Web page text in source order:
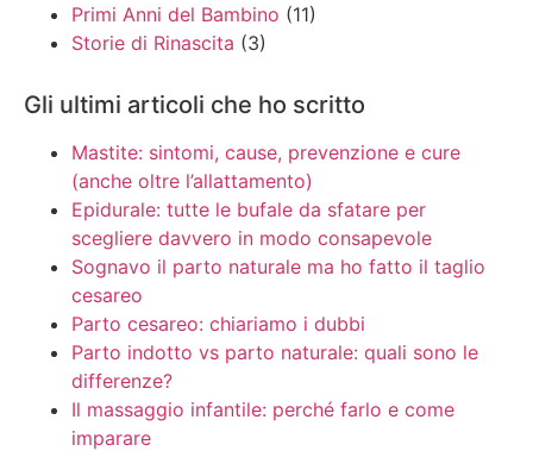
Primi Anni del Bambino (11)
Storie di Rinascita (3)
Gli ultimi articoli che ho scritto
Mastite: sintomi, cause, prevenzione e cure
(anche oltre l’allattamento)
Epidurale: tutte le bufale da sfatare per
scegliere davvero in modo consapevole
Sognavo il parto naturale ma ho fatto il taglio
cesareo
Parto cesareo: chiariamo i dubbi
Parto indotto vs parto naturale: quali sono le
differenze?
Il massaggio infantile: perché farlo e come
imparare